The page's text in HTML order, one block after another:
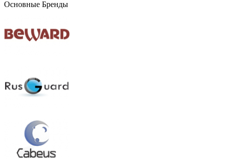
Основные Бренды